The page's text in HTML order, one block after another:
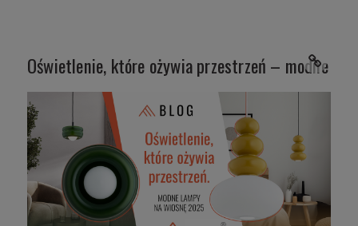
Oświetlenie, które ożywia przestrzeń – modne